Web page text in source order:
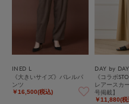
INED L
《大きいサイズ》バレルパ
ンツ
￥16,500(税込)
《コラボ
レアースカ
号掲載】
￥11,880(税